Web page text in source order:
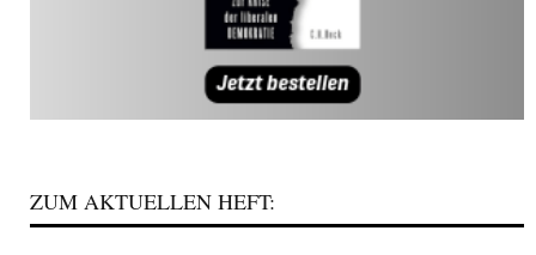
ZUM AKTUELLEN HEFT: